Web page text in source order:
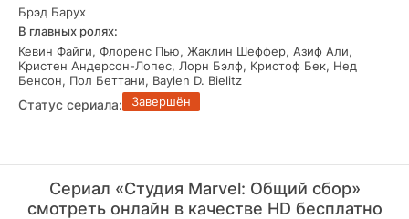
Брэд Барух
В главных ролях:
Кевин Файги, Флоренс Пью, Жаклин Шеффер, Азиф Али,
Кристен Андерсон-Лопес, Лорн Бэлф, Кристоф Бек, Нед
Бенсон, Пол Беттани, Baylen D. Bielitz
Статус сериала: Завершён
Сериал «Студия Marvel: Общий сбор»
смотреть онлайн в качестве HD бесплатно